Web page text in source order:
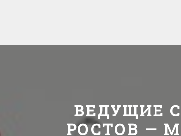
ВЕДУЩИЕ
РОСТОВ —